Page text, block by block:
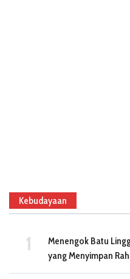
Kebudayaan
Menengok Batu
yang Menyimpan